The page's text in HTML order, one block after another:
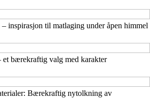
inspirasjon til matlaging under åpen himmel
et bærekraftig valg med karakter
Bærekraftig nytolkning av